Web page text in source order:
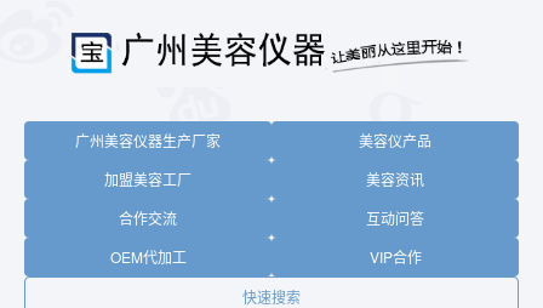
广州美容仪器生产厂家
美容仪产品
加盟美容工厂
美容资讯
合作交流
互动问答
OEM代加工
VIP合作
快速搜索